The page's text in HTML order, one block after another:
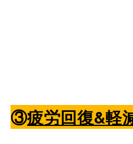
③疲労回復&軽